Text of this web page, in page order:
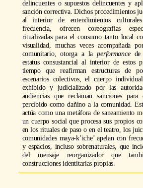
delincuentes o supuestos delincuentes y
sanción correctiva. Dichos procedimientos
al interior de entendimientos
frecuencia, ofrecen coreografías
ritualizadas para el consumo tanto local
visualidad, muchas veces acompañada
comunitario, otorga a laperformancede
estatus consustancial al interior de estos
tiempo que reafirman estructuras de
escenarios colectivos, el cuerpo
exhibido y judicializado por las
audiencias que reclaman sanciones
percibido como dañino a la comunidad.
actúa como una metáfora de saneamiento
un cuerpo social que procesa sus propios
en los rituales de paso o en el teatro, los
comunidades maya-k’iche’ apelan con
y espacios, incluso sobrenaturales, que
del mensaje reorganizador que
construcciones identitarias propias.